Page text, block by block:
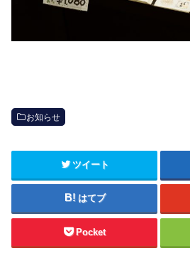
お知らせ
ツイート
はてブ
Pocket